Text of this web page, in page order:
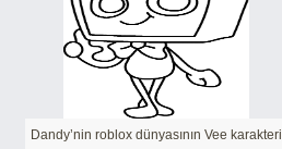
Dandy’nin roblox dünyasının Vee karakteri